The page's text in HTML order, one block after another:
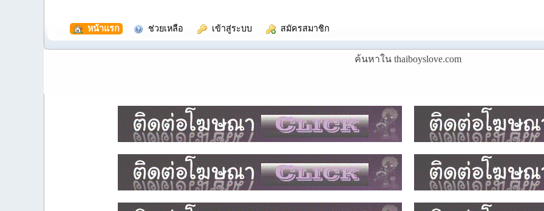
หน้าแรก ช่วยเหลือ เข้าสู่ระบบ สมัครสมาชิก
ค้นหาใน thaiboyslove.com